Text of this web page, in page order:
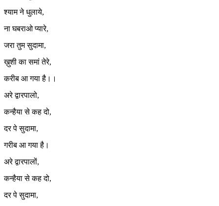
श्याम ने धुलाये,
ना घबराओ प्यारे,
जरा तुम सुदामा,
ख़ुशी का समां तेरे,
करीब आ गया है।।
अरे द्वारपालो,
कन्हैया से कह दो,
दर पे सुदामा,
गरीब आ गया है।
अरे द्वारपालों,
कन्हैया से कह दो,
दर पे सुदामा,